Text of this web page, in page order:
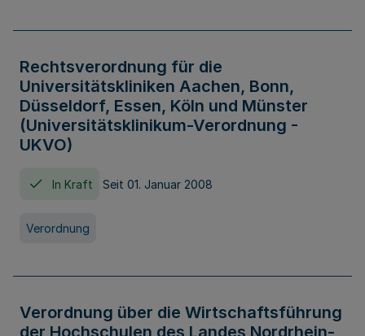
Rechtsverordnung für die
Universitätskliniken Aachen, Bonn,
Düsseldorf, Essen, Köln und Münster
(Universitätsklinikum-Verordnung -
UKVO)
In Kraft Seit 01. Januar 2008
Verordnung
Verordnung über die Wirtschaftsführung
der Hochschulen des Landes Nordrhein-